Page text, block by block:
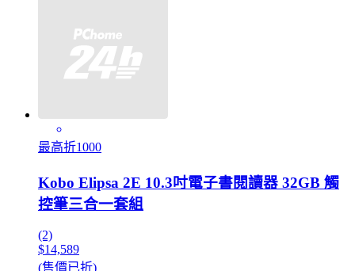
最高折1000
Kobo Elipsa 2E 10.3吋電子書閱讀器 32GB 觸
控筆三合一套組
(2)
$14,589
(售價已折)